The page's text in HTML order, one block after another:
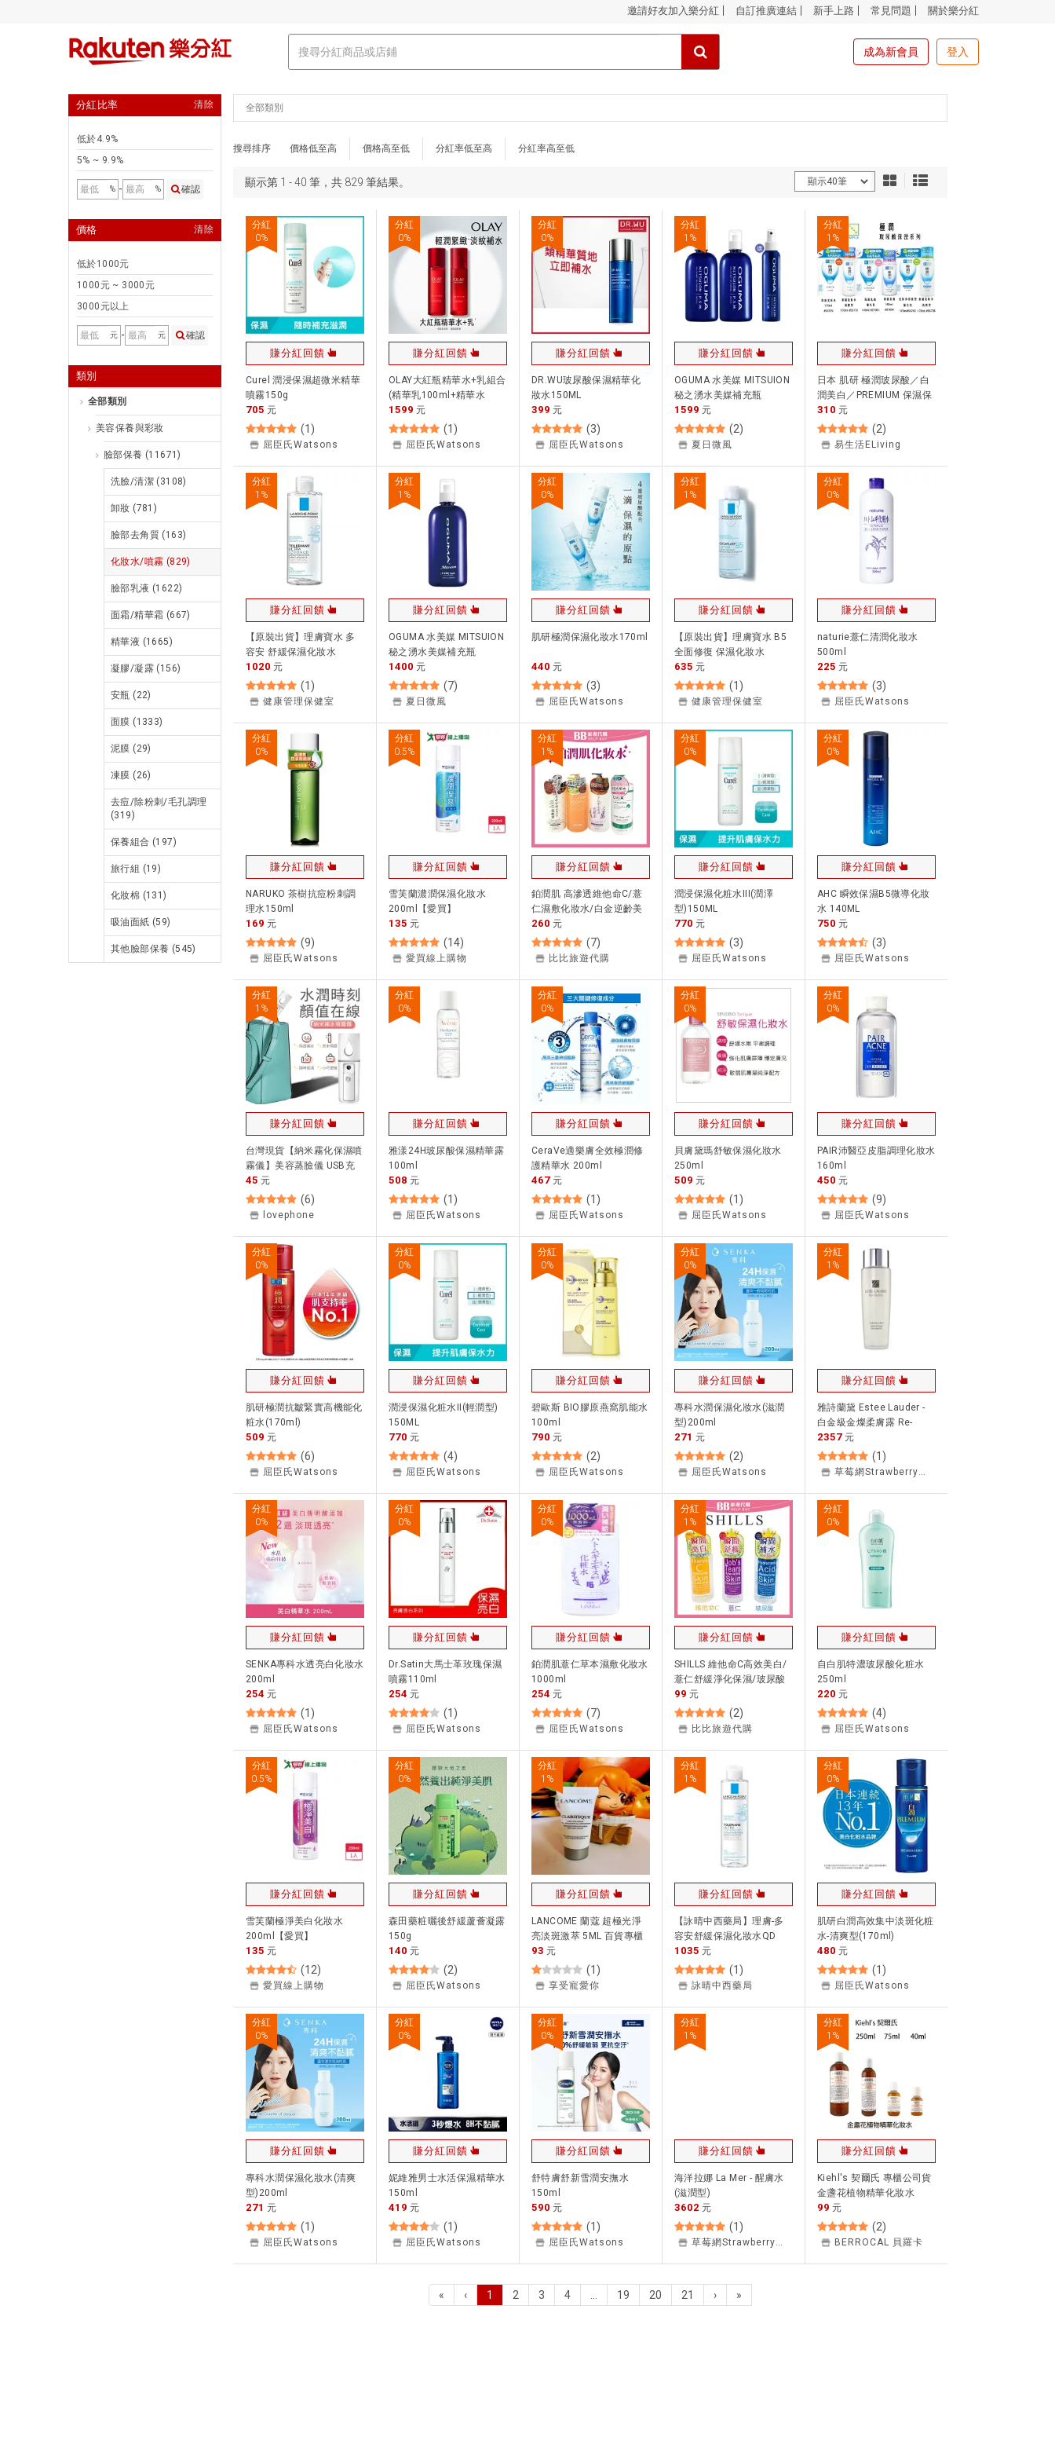
邀請好友加入樂分紅 自訂推廣連結 新手上路 常見問題 關於樂分紅
成為新會員 登入
分紅比率 清除
低於4.9%
5% ~ 9.9%
% - % 確認
價格 清除
低於1000元
1000元 ~ 3000元
3000元以上
元 - 元 確認
類別
全部類別
美容保養與彩妝
臉部保養 (11671)
洗臉/清潔 (3108)
卸妝 (781)
臉部去角質 (163)
化妝水/噴霧 (829)
臉部乳液 (1622)
面霜/精華霜 (667)
精華液 (1665)
凝膠/凝露 (156)
安瓶 (22)
面膜 (1333)
泥膜 (29)
凍膜 (26)
去痘/除粉刺/毛孔調理
(319)
保養組合 (197)
旅行組 (19)
化妝棉 (131)
吸油面紙 (59)
其他臉部保養 (545)
全部類別
搜尋排序 價格低至高 價格高至低 分紅率低至高 分紅率高至低
顯示第 1 - 40 筆，共 829 筆結果。
分紅
0%
賺分紅回饋
Curel 潤浸保濕超微米精華
噴霧150g
705 元
(1 )
屈臣氏Watsons
分紅
0%
賺分紅回饋
OLAY大紅瓶精華水+乳組合
(精華乳100ml+精華水
150ml)
1599 元
(1 )
屈臣氏Watsons
分紅
0%
賺分紅回饋
DR.WU玻尿酸保濕精華化
妝水150ML
399 元
(3)
屈臣氏Watsons
分紅
1 %
賺分紅回饋
OGUMA 水美媒 MITSUION
秘之湧水美媒補充瓶
500mlx2(贈160ml裸瓶)化
妝水 保濕噴霧＊夏日微風
＊｜領券9折｜換季推薦⚡
APP下單最高再賺22%點數
1599 元
(2)
夏日微風
分紅
1 %
賺分紅回饋
日本 肌研 極潤玻尿酸／白
潤美白／PREMIUM 保濕保
養系列 洗面乳 化妝水 乳液
310 元
(2)
易生活ELiving
分紅
1 %
賺分紅回饋
【原裝出貨】理膚寶水 多
容安 舒緩保濕化妝水
(400ml) 保濕化妝水
1020 元
(1 )
健康管理保健室
分紅
1 %
賺分紅回饋
OGUMA 水美媒 MITSUION
秘之湧水美媒補充瓶
500ml 化妝水 保濕噴霧＊
夏日微風＊｜領券9折｜換
季推薦⚡專櫃 品牌保養 品
22%點數
1400 元
(7)
夏日微風
分紅
0%
賺分紅回饋
肌研極潤保濕化妝水170ml
440 元
(3)
屈臣氏Watsons
分紅
1 %
賺分紅回饋
【原裝出貨】理膚寶水 B5
全面修復 保濕化妝水
(200ml) 保濕化妝水
635 元
(1 )
健康管理保健室
分紅
0%
賺分紅回饋
naturie薏仁清潤化妝水
500ml
225 元
(3)
屈臣氏Watsons
分紅
0%
賺分紅回饋
NARUKO 茶樹抗痘粉刺調
理水150ml
169 元
(9)
屈臣氏Watsons
分紅
0.5%
賺分紅回饋
雪芙蘭濃潤保濕化妝水
200ml【愛買】
135 元
(14)
愛買線上購物
分紅
1 %
賺分紅回饋
鉑潤肌 高滲透維他命C/薏
仁濕敷化妝水/白金逆齡美
容液 ✨現貨✨
260 元
(7)
比比旅遊代購
分紅
0%
賺分紅回饋
潤浸保濕化粧水III(潤澤
型)150ML
770 元
(3)
屈臣氏Watsons
分紅
0%
賺分紅回饋
AHC 瞬效保濕B5微導化妝
水 140ML
750 元
(3)
屈臣氏Watsons
分紅
1 %
賺分紅回饋
台灣現貨【納米霧化保濕噴
霧儀】美容蒸臉儀 USB充
電 手持噴霧器 納米噴霧臉
部加濕器 冷噴手持補水儀
保濕儀 【A2026】
45 元
(6)
lovephone
分紅
0%
賺分紅回饋
雅漾24H玻尿酸保濕精華露
100ml
508 元
(1 )
屈臣氏Watsons
分紅
0%
賺分紅回饋
CeraVe適樂膚全效極潤修
護精華水 200ml
467 元
(1 )
屈臣氏Watsons
分紅
0%
賺分紅回饋
貝膚黛瑪舒敏保濕化妝水
250ml
509 元
(1 )
屈臣氏Watsons
分紅
0%
賺分紅回饋
PAIR沛醫亞皮脂調理化妝水
160ml
450 元
(9)
屈臣氏Watsons
分紅
0%
賺分紅回饋
肌研極潤抗皺緊實高機能化
粧水(170ml)
509 元
(6)
屈臣氏Watsons
分紅
0%
賺分紅回饋
潤浸保濕化粧水II(輕潤型)
150ML
770 元
(4)
屈臣氏Watsons
分紅
0%
賺分紅回饋
碧歐斯 BIO膠原燕窩肌能水
100ml
790 元
(2)
屈臣氏Watsons
分紅
0%
賺分紅回饋
專科水潤保濕化妝水(滋潤
型)200ml
271 元
(2)
屈臣氏Watsons
分紅
1 %
賺分紅回饋
雅詩蘭黛 Estee Lauder -
白金級金燦柔膚露 Re-
Nutriv Intensive
Softening Lotion 250ml
2357 元
(1 )
草莓網Strawberrynet
分紅
0%
賺分紅回饋
SENKA專科水透亮白化妝水
200ml
254 元
(1 )
屈臣氏Watsons
分紅
0%
賺分紅回饋
Dr.Satin大馬士革玫瑰保濕
噴霧110ml
254 元
(1 )
屈臣氏Watsons
分紅
0%
賺分紅回饋
鉑潤肌薏仁草本濕敷化妝水
1000ml
254 元
(7)
屈臣氏Watsons
分紅
1 %
賺分紅回饋
SHILLS 維他命C高效美白/
薏仁舒緩淨化保濕/玻尿酸
深層潤澤 化妝水 500ml✨
現貨✨
99 元
(2)
比比旅遊代購
分紅
0%
賺分紅回饋
自白肌特濃玻尿酸化粧水
250ml
220 元
(4)
屈臣氏Watsons
分紅
0.5%
賺分紅回饋
雪芙蘭極淨美白化妝水
200ml【愛買】
135 元
(12)
愛買線上購物
分紅
0%
賺分紅回饋
森田藥粧曬後舒緩蘆薈凝露
150g
140 元
(2)
屈臣氏Watsons
分紅
1 %
賺分紅回饋
LANCOME 蘭蔻 超極光淨
亮淡斑激萃 5ML 百貨專櫃
貨(旅行用)
93 元
(1 )
享受寵愛你
分紅
1 %
賺分紅回饋
【詠晴中西藥局】理膚-多
容安舒緩保濕化妝水QD
200ml 400ml
1035 元
(1 )
詠晴中西藥局
分紅
0%
賺分紅回饋
肌研白潤高效集中淡斑化粧
水-清爽型(170ml)
480 元
(1 )
屈臣氏Watsons
分紅
0%
賺分紅回饋
專科水潤保濕化妝水(清爽
型)200ml
271 元
(1 )
屈臣氏Watsons
分紅
0%
賺分紅回饋
妮維雅男士水活保濕精華水
150ml
419 元
(1 )
屈臣氏Watsons
分紅
0%
賺分紅回饋
舒特膚舒新雪潤安撫水
150ml
590 元
(1 )
屈臣氏Watsons
分紅
1 %
賺分紅回饋
海洋拉娜 La Mer - 醒膚水
(滋潤型)
3602 元
(1 )
草莓網Strawberrynet
分紅
1 %
賺分紅回饋
Kiehl's 契爾氏 專櫃公司貨
金盞花植物精華化妝水
40ml 金盞花 化妝水
-2027/01出清 【貝羅卡】
99 元
(2)
BERROCAL 貝羅卡
« ‹ 1 (current)
2 3 4 19 20 21 › »